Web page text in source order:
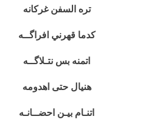
تره السفن غركانه
كدما قهرني افراگــه
اتمنه بس نتـلاگــه
هنيال حتى اهدومه
اتنـام بيـن احضــانـه